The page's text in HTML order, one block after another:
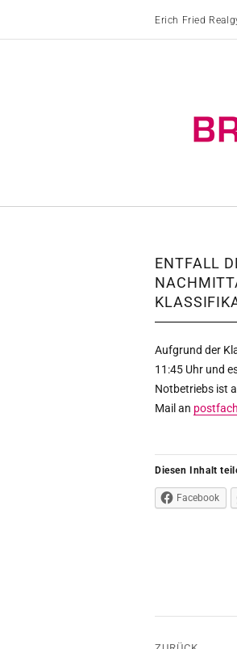
Erich Fried
ENTFALL
Aufgrund der
11:45 Uhr und
Notbetriebs ist
Mail an
Diesen Inhalt
Facebook